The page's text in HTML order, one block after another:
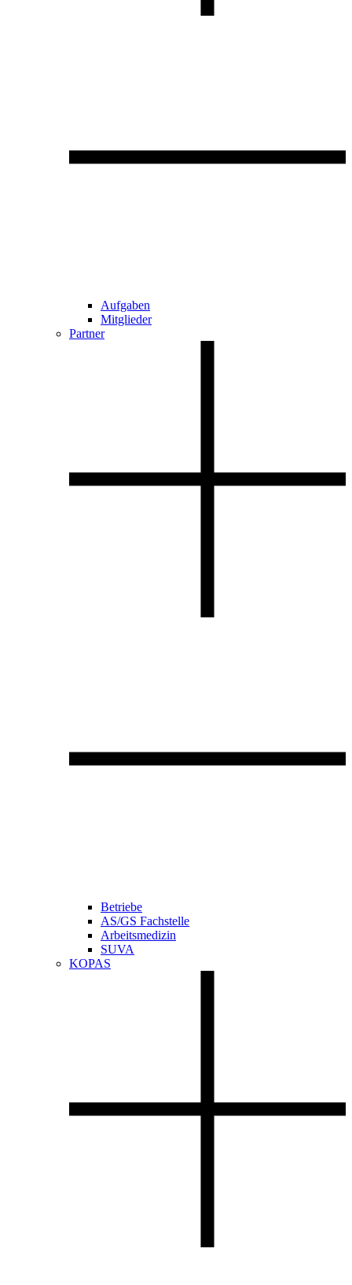
Aufgaben
Mitglieder
Partner
Betriebe
AS/GS Fachstelle
Arbeitsmedizin
SUVA
KOPAS